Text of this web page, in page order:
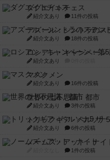
ダグエイトチェス
紹介文あり 11件の投稿
アズール：シントラのス
紹介文あり 18件の投稿
ロシアン・キャンペーン
紹介文あり
マスクメン
紹介文あり 16件の投稿
世界の七不思議：都市
紹介文あり 3件の投稿
トリックギア - ペルソナ
紹介文あり 6件の投稿
ノームズ・アット・ナイ
1件の投稿